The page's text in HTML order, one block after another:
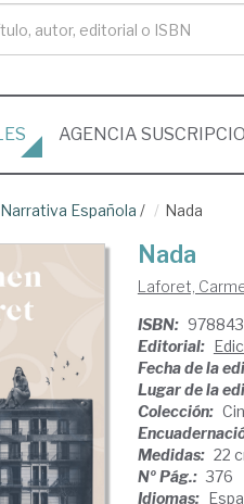
AGENCIA
Narrativa Española / Nada
Nada
Laforet,
ISBN:
Editorial:
Fecha de la
Lugar de la
Colección:
Medidas: 22
Nº Pág.: 376
Idiomas: